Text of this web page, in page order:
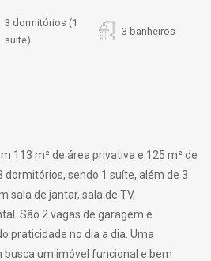
3 dormitórios (1
suíte)
3 banheiros
113 m² de área privativa e 125 m² de
dormitórios, sendo 1 suíte, além de 3
sala de jantar, sala de TV,
São 2 vagas de garagem e
praticidade no dia a dia. Uma
um imóvel funcional e bem